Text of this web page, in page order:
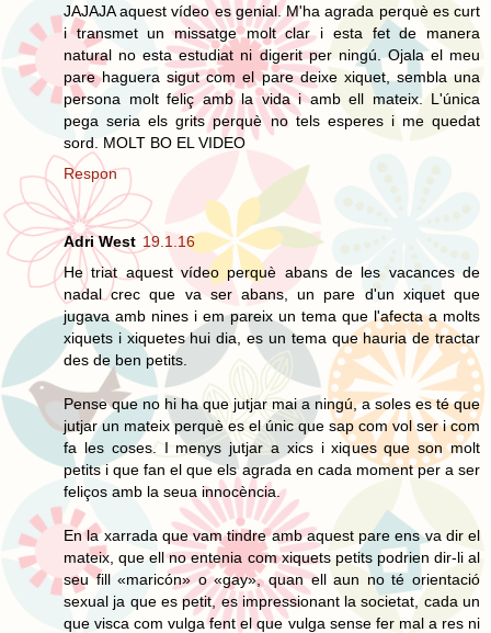
JAJAJA aquest vídeo es genial. M'ha agrada perquè es curt
i transmet un missatge molt clar i esta fet de manera
natural no esta estudiat ni digerit per ningú. Ojala el meu
pare haguera sigut com el pare deixe xiquet, sembla una
persona molt feliç amb la vida i amb ell mateix. L'única
pega seria els grits perquè no tels esperes i me quedat
sord. MOLT BO EL VIDEO
Respon
Adri West 19.1.16
He triat aquest vídeo perquè abans de les vacances de
nadal crec que va ser abans, un pare d'un xiquet que
jugava amb nines i em pareix un tema que l'afecta a molts
xiquets i xiquetes hui dia, es un tema que hauria de tractar
des de ben petits.
Pense que no hi ha que jutjar mai a ningú, a soles es té que
jutjar un mateix perquè es el únic que sap com vol ser i com
fa les coses. I menys jutjar a xics i xiques que son molt
petits i que fan el que els agrada en cada moment per a ser
feliços amb la seua innocència.
En la xarrada que vam tindre amb aquest pare ens va dir el
mateix, que ell no entenia com xiquets petits podrien dir-li al
seu fill «maricón» o «gay», quan ell aun no té orientació
sexual ja que es petit, es impressionant la societat, cada un
que visca com vulga fent el que vulga sense fer mal a res ni